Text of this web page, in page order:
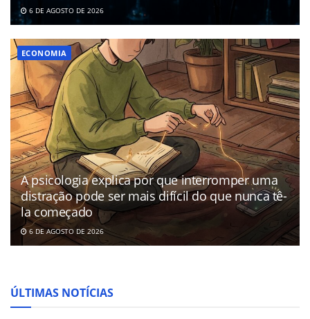
6 DE AGOSTO DE 2026
ECONOMIA
A psicologia explica por que interromper uma
distração pode ser mais difícil do que nunca tê-
la começado
6 DE AGOSTO DE 2026
ÚLTIMAS NOTÍCIAS